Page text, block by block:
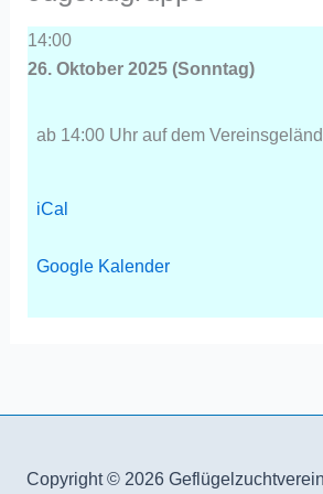
14:00
26. Okto­ber 2025 (Sonn­tag)
ab 14:00 Uhr auf dem
iCal
Goog­le Kalen­der
Copyright © 2026